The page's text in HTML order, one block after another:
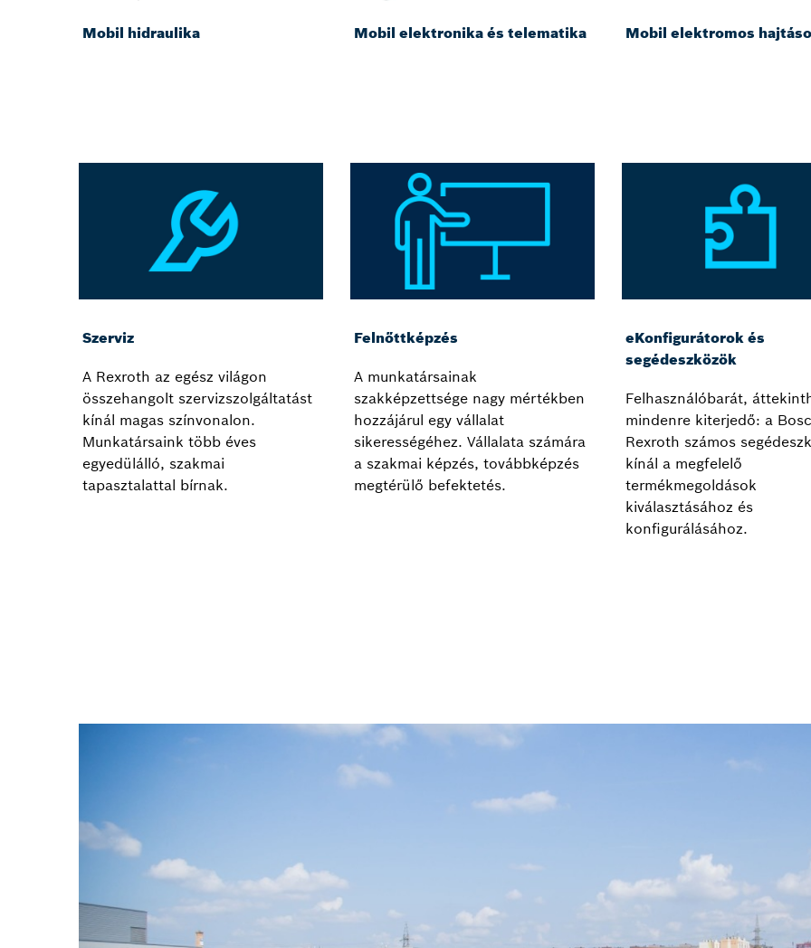
Mobil hidraulika Mobil elektronika és telematika Mobil elektromos
Szerviz
A Rexroth az egész világon
összehangolt szervizszolgáltatást
kínál magas színvonalon.
Munkatársaink több éves
egyedülálló, szakmai
tapasztalattal bírnak.
Felnőttképzés
A munkatársainak
szakképzettsége nagy mértékben
hozzájárul egy vállalat
sikerességéhez. Vállalata számára
a szakmai képzés, továbbképzés
megtérülő befektetés.
eKonfigurátorok és
segédeszközök
Felhasználóbarát,
mindenre kiterjedő: a
Rexroth számos
kínál a megfelelő
termékmegoldások
kiválasztásához és
konfigurálásához.